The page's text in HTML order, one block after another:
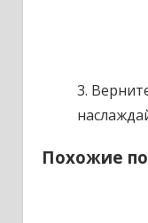
3.
Похожие